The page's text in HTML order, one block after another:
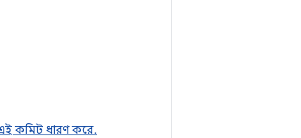
কমিট ধারণ করে.